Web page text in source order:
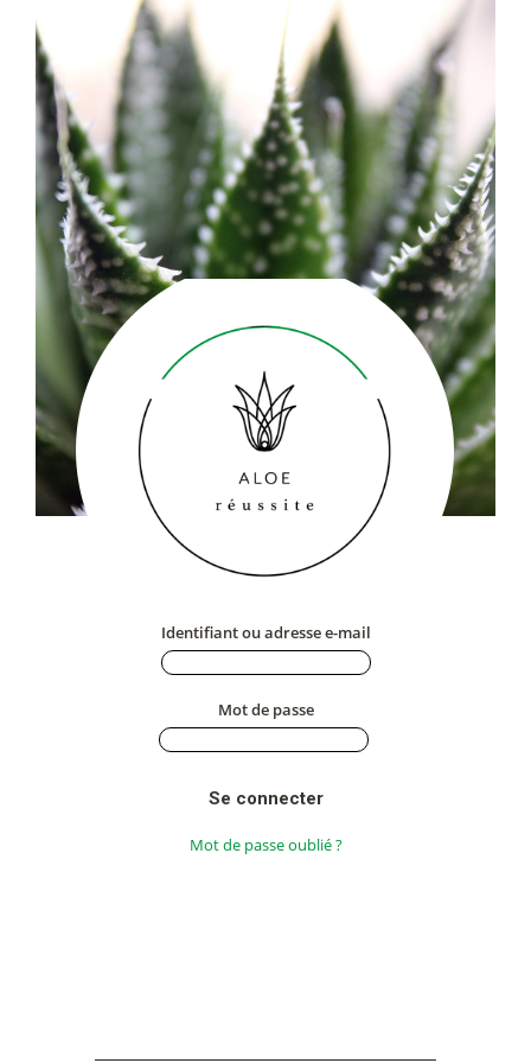
Identifiant ou adresse e-mail
Mot de passe
Mot de passe oublié ?